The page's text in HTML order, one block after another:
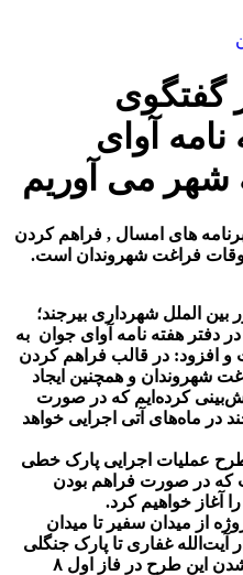
گفتگوی
آوای
شهر می آوریم
های امسال , فراهم کردن
فراغت شهروندان است.
الملل شهرداری بیرجند؛
دفتر هفته نامه آوای جوان به
و افزود: در قالب فراهم کردن
شهروندان و همچنین ایجاد
کرده‌ایم که در صورت
در ماه‌های آتی اجرایی خواهد
طرح عملیات اجرایی پارک خطی
که در صورت فراهم بودن
آغاز خواهیم کرد.
از میدان سفیر تا میدان
آیت‌الله غفاری تا پارک جنگلی
این طرح در فاز اول ۸